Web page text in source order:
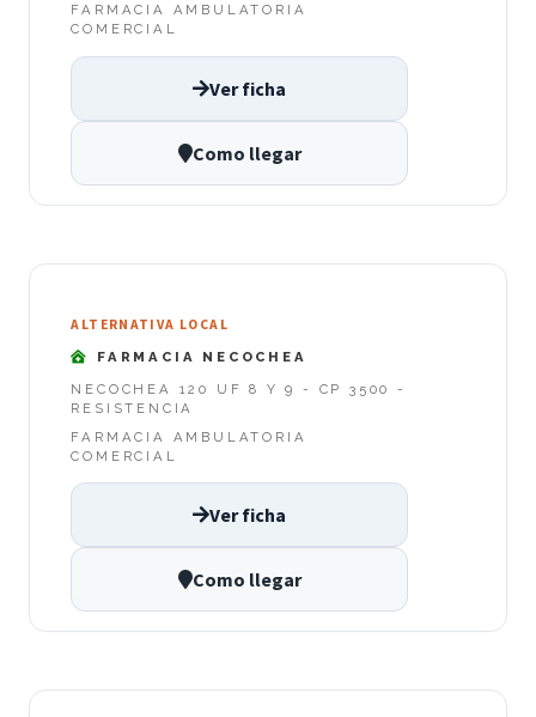
FARMACIA AMBULATORIA
COMERCIAL
Ver ficha
Como llegar
ALTERNATIVA LOCAL
FARMACIA NECOCHEA
NECOCHEA 120 UF 8 Y 9 - CP 3500 -
RESISTENCIA
FARMACIA AMBULATORIA
COMERCIAL
Ver ficha
Como llegar